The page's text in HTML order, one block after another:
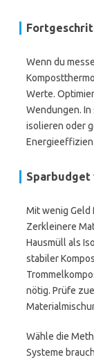
Wenn du
Werte.
Wendungen.
isolieren oder
Mit wenig Geld
Zerkleinere
Hausmüll als
stabiler
nötig. Prüfe
Wähle die
Systeme